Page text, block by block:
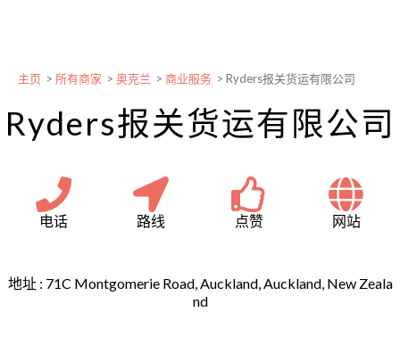
主页 > 所有商家 > 奥克兰 > 商业服务 > Ryders报关货运有限公司
Ryders报关货运有限公司
电话 路线 点赞 网站
地址 : 71C Montgomerie Road, Auckland, Auckland, New Zeala
nd